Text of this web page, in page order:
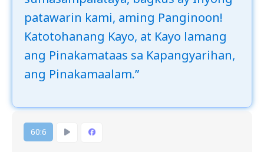
patawarin kami, aming Panginoon!
Katotohanang Kayo, at Kayo lamang
ang Pinakamataas sa Kapangyarihan,
ang Pinakamaalam.”
60:6